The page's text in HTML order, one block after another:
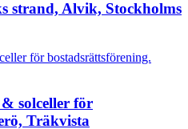
strand, Alvik, Stockholms
solceller för
Träkvista